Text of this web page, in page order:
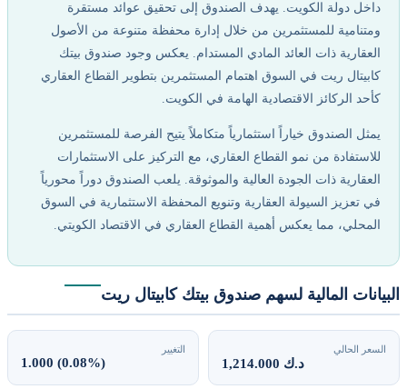
دولة الكويت. يهدف الصندوق إلى تحقيق عوائد مستقرة
للمستثمرين من خلال إدارة محفظة متنوعة من الأصول
ذات العائد المادي المستدام. يعكس وجود صندوق بيتك
ريت في السوق اهتمام المستثمرين بتطوير القطاع العقاري
الركائز الاقتصادية الهامة في الكويت.
الصندوق خياراً استثمارياً متكاملاً يتيح الفرصة للمستثمرين
من نمو القطاع العقاري، مع التركيز على الاستثمارات
ذات الجودة العالية والموثوقة. يلعب الصندوق دوراً محورياً
تعزيز السيولة العقارية وتنويع المحفظة الاستثمارية في السوق
مما يعكس أهمية القطاع العقاري في الاقتصاد الكويتي.
المالية لسهم صندوق بيتك كابيتال ريت
الحالي
1.000 (0.08%)